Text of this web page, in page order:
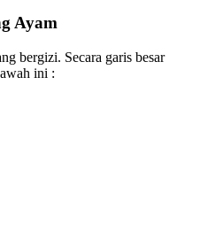
Ayam
bergizi. Secara garis besar
ini :